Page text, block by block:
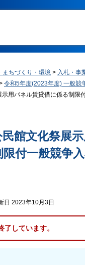
まちづくり・環境 > 入札・事
令和5年度(2023年度) 一般競
用パネル賃貸借に係る制限
館文化祭展
付一般競争
日 2023年10月3日
了しています。